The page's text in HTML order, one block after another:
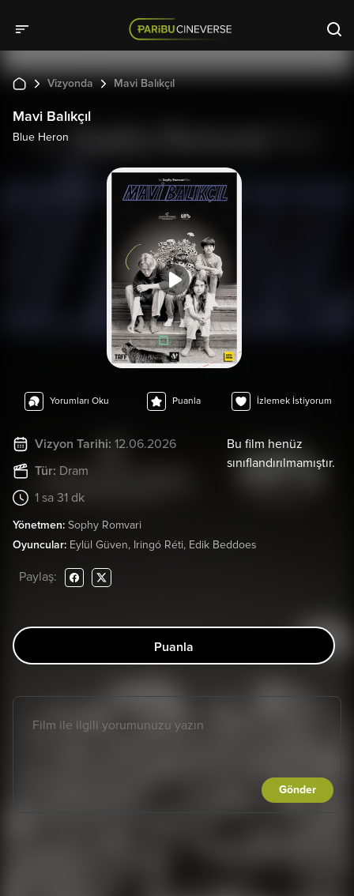
Vizyonda Mavi Balıkçıl
Mavi Balıkçıl
Blue Heron
Yorumları Oku Puanla İzlemek İstiyorum
Vizyon Tarihi: 12.06.2026
Tür: Dram
1 sa 31 dk
Bu film henüz
sınıflandırılmamıştır.
Yönetmen: Sophy Romvari
Oyuncular: Eylül Güven, Iringó Réti, Edik Beddoes
Paylaş:
Puanla
Gönder